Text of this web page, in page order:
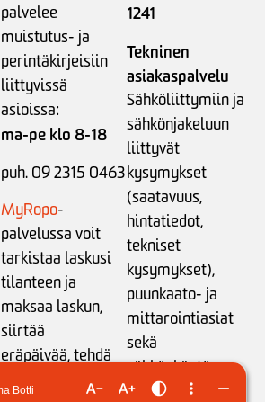
palvelee
muistutus- ja
perintäkirjeisiin
liittyvissä
asioissa:
ma-pe klo 8-18
puh. 09 2315 0463
MyRopo-
palvelussa voit
tarkistaa laskusi
tilanteen ja
maksaa laskun,
siirtää
eräpäivää,tehdä
maksusuunnitelman
1241
Tekninen
asiakaspalvelu
Sähköliittymiin ja
sähkönjakeluun
liittyvät
kysymykset
(saatavuus,
hintatiedot,
tekniset
kysymykset),
puunkaato- ja
mittarointiasiat
sekä
sähkönkäytön
neuvonta: